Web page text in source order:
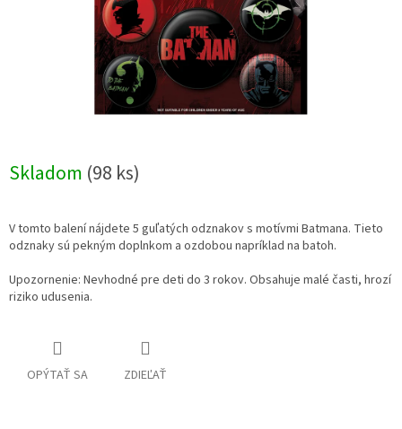
Skladom (98 ks)
V tomto balení nájdete 5 guľatých odznakov s motívmi Batmana. Tieto
odznaky sú pekným doplnkom a ozdobou napríklad na batoh.
Upozornenie: Nevhodné pre deti do 3 rokov. Obsahuje malé časti, hrozí
riziko udusenia.
OPÝTAŤ SA ZDIEĽAŤ